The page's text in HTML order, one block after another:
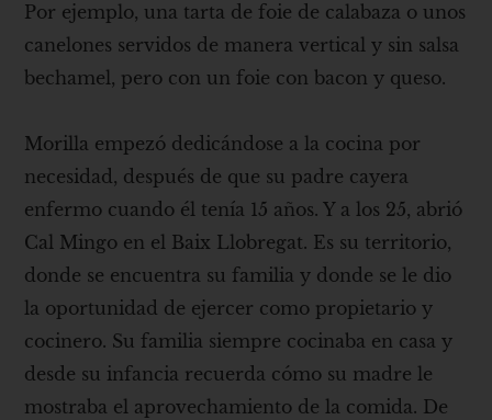
Por ejemplo, una tarta de foie de calabaza o unos
canelones servidos de manera vertical y sin salsa
bechamel, pero con un foie con bacon y queso.
Morilla empezó dedicándose a la cocina por
necesidad, después de que su padre cayera
enfermo cuando él tenía 15 años. Y a los 25, abrió
Cal Mingo en el Baix Llobregat. Es su territorio,
donde se encuentra su familia y donde se le dio
la oportunidad de ejercer como propietario y
cocinero. Su familia siempre cocinaba en casa y
desde su infancia recuerda cómo su madre le
mostraba el aprovechamiento de la comida. De